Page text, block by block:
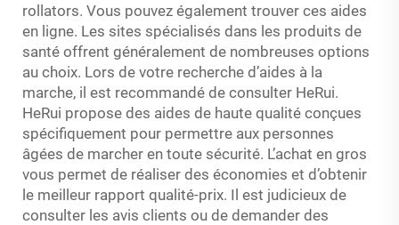
rollators. Vous pouvez également trouver ces aides
en ligne. Les sites spécialisés dans les produits de
santé offrent généralement de nombreuses options
au choix. Lors de votre recherche d’aides à la
marche, il est recommandé de consulter HeRui.
HeRui propose des aides de haute qualité conçues
spécifiquement pour permettre aux personnes
âgées de marcher en toute sécurité. L’achat en gros
vous permet de réaliser des économies et d’obtenir
le meilleur rapport qualité-prix. Il est judicieux de
consulter les avis clients ou de demander des